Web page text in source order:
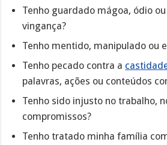
Tenho guardado mágoa, ódio
vingança?
Tenho mentido, manipulado ou
Tenho pecado contra a
palavras, ações ou conteúdos
Tenho sido injusto no trabalho,
compromissos?
Tenho tratado minha família